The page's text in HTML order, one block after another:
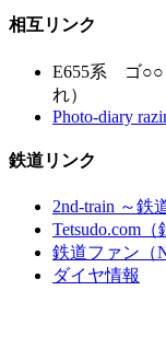
相互リンク
E655系 ゴ
れ）
Photo-diary
鉄道リンク
2nd-train ～鉄
Tetsudo.com（
鉄道ファン（
ダイヤ情報